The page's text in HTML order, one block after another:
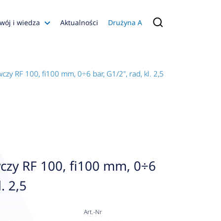
i wiedza
Konfiguratory
Aktualności Drużyna A
RF 100, fi100 mm, 0÷6 bar, G1/2", rad, kl. 2,5
RF 100, fi100 mm, 0÷6
2,5
Art.-Nr